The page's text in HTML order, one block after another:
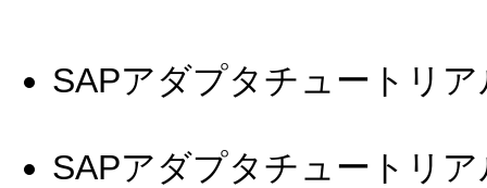
SAPアダプタチュートリ
SAPアダプタチュートリ